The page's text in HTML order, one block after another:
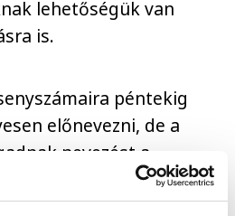
lehetőségük van
is.
péntekig
előnevezni, de a
nevezést a